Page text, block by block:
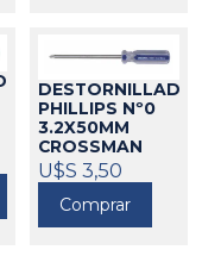
PHILLIPS Nº0
3.2X50MM
CROSSMAN
550020
U$S 3,50
Comprar